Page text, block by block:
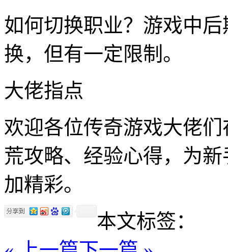
如何切换职业？游戏中
换，但有一定限制。
大佬指点
欢迎各位传奇游戏大佬
荒攻略、经验心得，为
加精彩。
本文标签：